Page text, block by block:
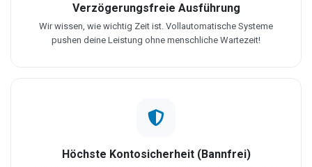
Verzögerungsfreie Ausführung
Wir wissen, wie wichtig Zeit ist. Vollautomatische Systeme
pushen deine Leistung ohne menschliche Wartezeit!
Höchste Kontosicherheit (Bannfrei)